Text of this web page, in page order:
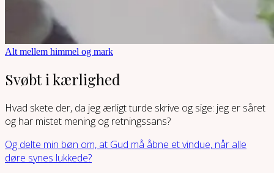
Alt mellem himmel og mark
Svøbt i kærlighed
Hvad skete der, da jeg ærligt turde skrive og sige: jeg er såret
og har mistet mening og retningssans?
Og delte min bøn om, at Gud må åbne et vindue, når alle
døre synes lukkede?